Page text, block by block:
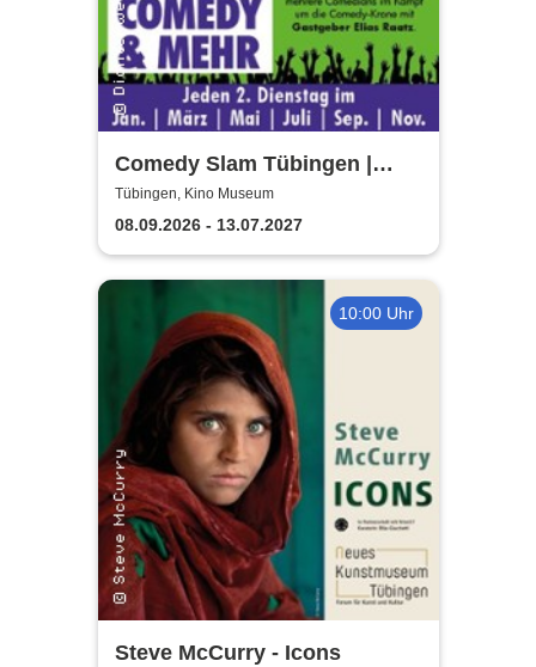
Comedy Slam Tübingen |
Präsentiert von Gastgeber
Elias Raatz
Tübingen, Kino Museum
08.09.2026 - 13.07.2027
10:00 Uhr
Steve McCurry - Icons